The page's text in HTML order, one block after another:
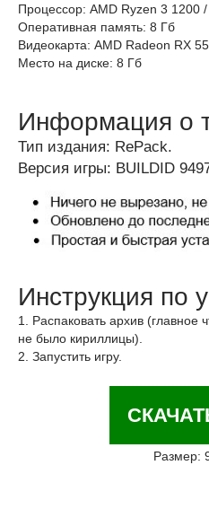
Процессор: AMD Ryzen 3 1200
Оперативная память: 8 Гб
Видеокарта: AMD Radeon RX
Место на диске: 8 Гб
Информация о
Тип издания: RePаck.
Версия игры: BUILDID
Инструкция по
1. Распаковать архив (главное
не было кириллицы).
2. Запустить игру.
Размер: